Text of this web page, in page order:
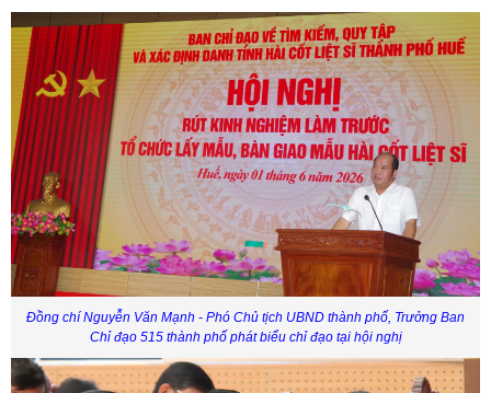
Đồng chí Nguyễn Văn Mạnh - Phó Chủ tịch UBND thành phố, Trưởng Ban
Chỉ đạo 515 thành phố phát biểu chỉ đạo tại hội nghị